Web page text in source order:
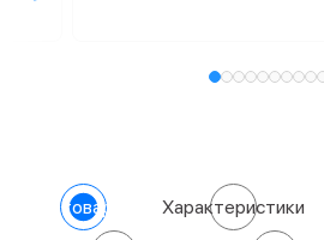
О товаре Характеристики